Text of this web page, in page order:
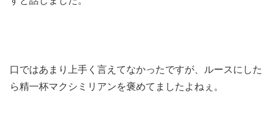
口ではあまり上手く言えてなかったですが、ルースにした
ら精一杯マクシミリアンを褒めてましたよねぇ。